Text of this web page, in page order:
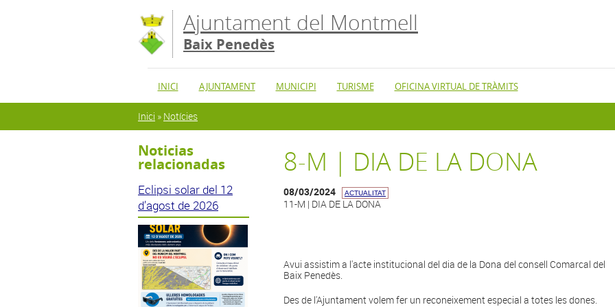
Ajuntament del Montmell
Baix Penedès
INICI AJUNTAMENT MUNICIPI TURISME OFICINA VIRTUAL DE TRÀMITS
Inici » Notícies
Noticias
relacionadas
Eclipsi solar del 12
d’agost de 2026
8-M | DIA DE LA DONA
08/03/2024 ACTUALITAT
11-M | DIA DE LA DONA
Avui assistim a l'acte institucional del dia de la Dona del consell Comarcal del
Baix Penedès.
Des de l'Ajuntament volem fer un reconeixement especial a totes les dones.